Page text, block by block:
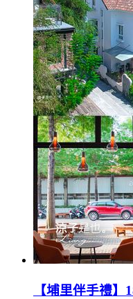
【埔里伴手禮